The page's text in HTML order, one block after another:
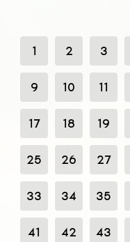
1 2 3
9 10 11
17 18 19
25 26 27
33 34 35
41 42 43